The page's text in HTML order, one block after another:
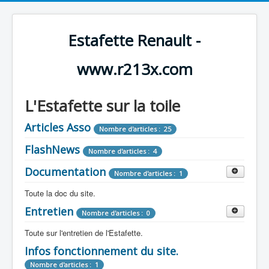
Estafette Renault -
www.r213x.com
L'Estafette sur la toile
Articles Asso Nombre d'articles : 25
FlashNews Nombre d'articles : 4
Documentation Nombre d'articles : 1
Toute la doc du site.
Revue de Presse Nombre d'articles : 9
Tous les articles que l'on a vu sur l'estafette !
Camping Car Nombre d'articles : 3
Entretien Nombre d'articles : 0
Toute sur l'entretien de l'Estafette.
Mécanique Nombre d'articles : 0
Infos fonctionnement du site.
Nombre d'articles : 1